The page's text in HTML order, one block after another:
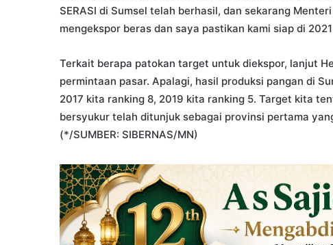
SERASI di Sumsel telah berhasil, dan sekarang
mengekspor beras dan saya pastikan kami siap di
Terkait berapa patokan target untuk diekspor, lanjut
permintaan pasar. Apalagi, hasil produksi pangan di
2017 kita ranking 8, 2019 kita ranking 5. Target kita
bersyukur telah ditunjuk sebagai provinsi pertama
(*/SUMBER: SIBERNAS/MN)